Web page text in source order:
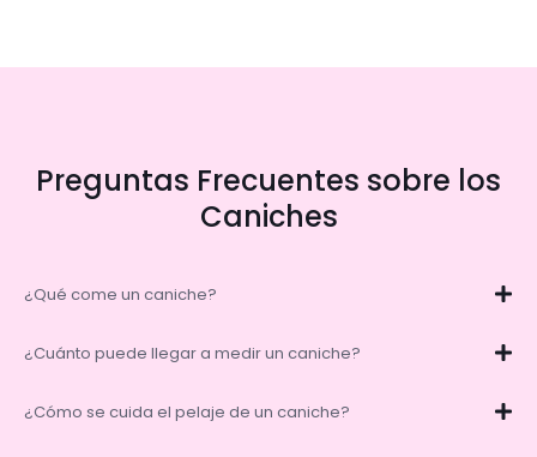
Preguntas Frecuentes sobre los
Caniches
¿Qué come un caniche?
¿Cuánto puede llegar a medir un caniche?
¿Cómo se cuida el pelaje de un caniche?